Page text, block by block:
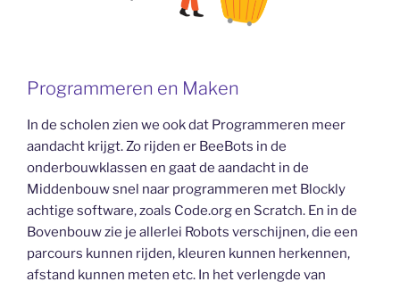
Programmeren en Maken
In de scholen zien we ook dat Programmeren meer
aandacht krijgt. Zo rijden er BeeBots in de
onderbouwklassen en gaat de aandacht in de
Middenbouw snel naar programmeren met Blockly
achtige software, zoals Code.org en Scratch. En in de
Bovenbouw zie je allerlei Robots verschijnen, die een
parcours kunnen rijden, kleuren kunnen herkennen,
afstand kunnen meten etc. In het verlengde van